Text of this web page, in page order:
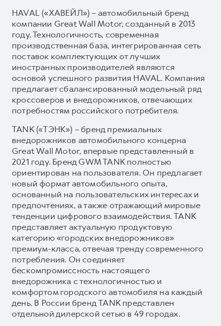
HAVAL («ХАВЕЙЛ») – автомобильный бренд
компании Great Wall Motor, созданный в 2013
году. Технологичность, современная
производственная база, интегрированная сеть
поставок комплектующих от лучших
иностранных производителей являются
основой успешного развития HAVAL. Компания
предлагает сбалансированный модельный ряд
кроссоверов и внедорожников, отвечающих
потребностям российского потребителя.
TANK («ТЭНК») – бренд премиальных
внедорожников автомобильного концерна
Great Wall Motor, впервые представленный в
2021 году. Бренд GWM TANK полностью
ориентирован на пользователя. Он предлагает
новый формат автомобильного опыта,
основанный на пользовательских интересах и
предпочтениях, а также отражающий мировые
тенденции цифрового взаимодействия. TANK
представляет актуальную продуктовую
категорию «городских внедорожников»
премиум-класса, отвечая тренду современного
потребления. Он соединяет
бескомпромиссность настоящего
внедорожника с технологичностью и
комфортом городского автомобиля на каждый
день. В России бренд TANK представлен
отдельной дилерской сетью в 49 городах.